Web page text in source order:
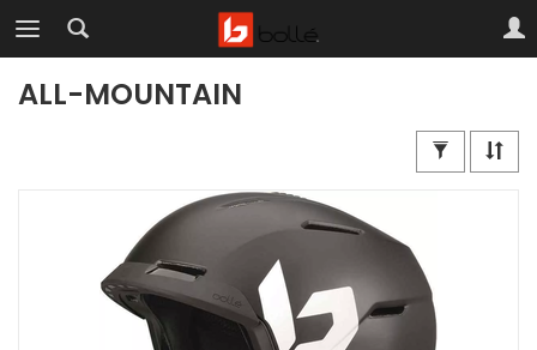
ALL-MOUNTAIN